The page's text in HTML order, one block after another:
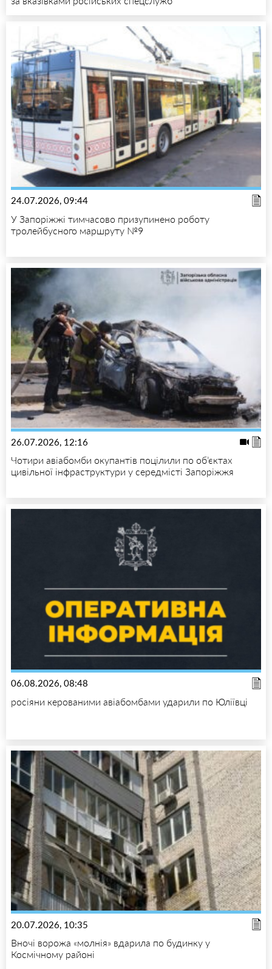
24.07.2026, 09:44
У Запоріжжі тимчасово призупинено роботу
тролейбусного маршруту №9
26.07.2026, 12:16
Чотири авіабомби окупантів поцілили по об’єктах
цивільної інфраструктури у середмісті Запоріжжя
06.08.2026, 08:48
росіяни керованими авіабомбами ударили по Юліївці
20.07.2026, 10:35
Вночі ворожа «молнія» вдарила по будинку у
Космічному районі